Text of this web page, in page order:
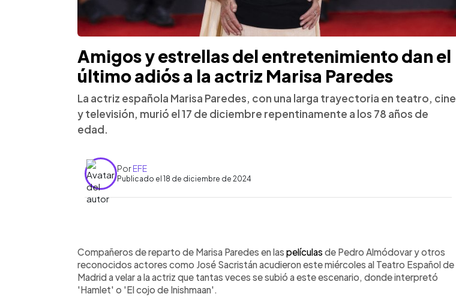
Amigos y estrellas del entretenimiento dan el
último adiós a la actriz Marisa Paredes
La actriz española Marisa Paredes, con una larga trayectoria en teatro, cine
y televisión, murió el 17 de diciembre repentinamente a los 78 años de
edad.
PorEFE
Publicado el 18 de diciembre de 2024
Escuchar artículo
Compañeros de reparto de Marisa Paredes en las películasde Pedro Almódovar y otros
reconocidos actores como José Sacristán acudieron este miércoles al Teatro Español de
Madrid a velar a la actriz que tantas veces se subió a este escenario, donde interpretó
'Hamlet' o 'El cojo de Inishmaan'.